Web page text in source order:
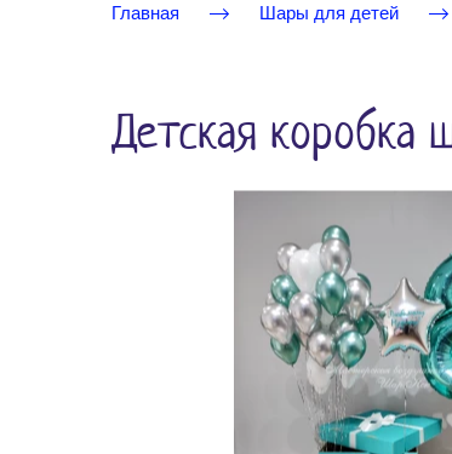
Главная Шары для детей
Детская коробка